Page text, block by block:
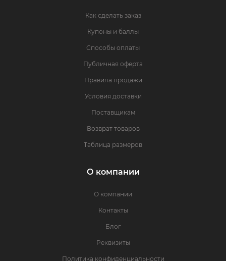
Как сделать заказ
Купоны и баллы
Способы оплаты
Публичная оферта
Правила продажи
Условия доставки
Поставщикам
Возврат товаров
Таблица размеров
О компании
О компании
Контакты
Блог
Реквизиты
Политика конфиденциальности